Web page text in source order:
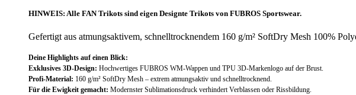
HINWEIS: Alle FAN Trikots sind eigen Designte Trikots von FUBROS Sportswear.
Gefertigt aus atmungsaktivem, schnelltrocknendem 160 g/m² SoftDry Mesh 100%
Deine Highlights auf einen Blick:
Exklusives 3D-Design: Hochwertiges FUBROS WM-Wappen und TPU 3D-Markenlogo auf der Brust.
Profi-Material: 160 g/m² SoftDry Mesh – extrem atmungsaktiv und schnelltrocknend.
Für die Ewigkeit gemacht: Modernster Sublimationsdruck verhindert Verblassen oder Rissbildung.